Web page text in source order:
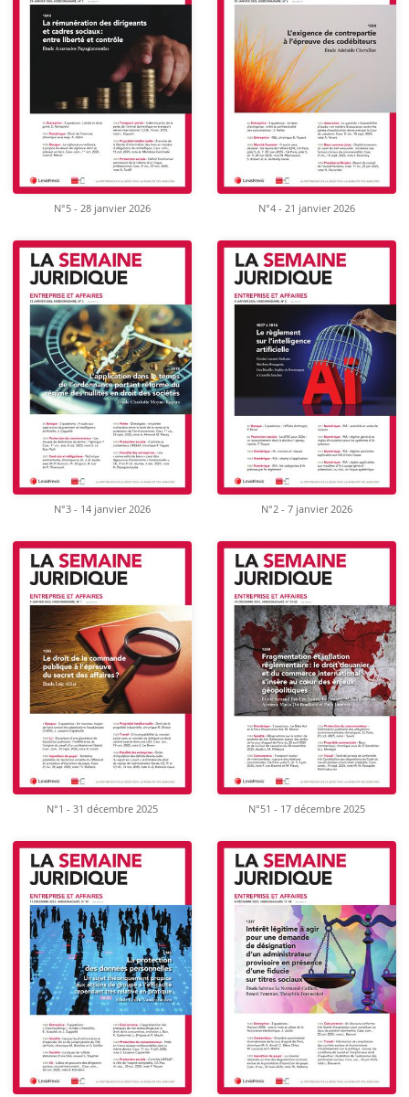
N°5 - 28 janvier 2026 N°4 - 21 janvier 2026
N°3 - 14 janvier 2026 N°2 - 7 janvier 2026
N°1 - 31 décembre 2025 N°51 - 17 décembre 2025